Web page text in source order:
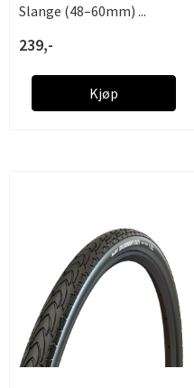
Slange (48–60mm) ...
239,-
Kjøp